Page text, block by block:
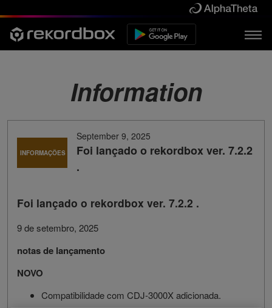
Information
INFORMAÇÕES
September 9, 2025
Foi lançado o rekordbox ver. 7.2.2
.
Foi lançado o rekordbox ver. 7.2.2 .
9 de setembro, 2025
notas de lançamento
NOVO
Compatibilidade com CDJ-3000X adicionada.